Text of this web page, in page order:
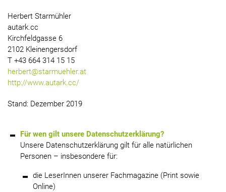
Herbert Starmühler
autark.cc
Kirchfeldgasse 6
2102 Kleinengersdorf
T +43 664 314 15 15
herbert@starmuehler.at
http://www.autark.cc/
Stand: Dezember 2019
Für wen gilt unsere Datenschutzerklärung?
Unsere Datenschutzerklärung gilt für alle natürlichen
Personen – insbesondere für:
die LeserInnen unserer Fachmagazine (Print sowie
Online)